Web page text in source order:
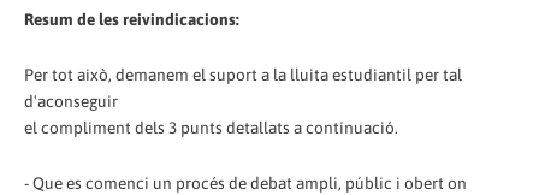
Resum de les reivindicacions:
Per tot això, demanem el suport a la lluita estudiantil per tal
d'aconseguir
el compliment dels 3 punts detallats a continuació.
- Que es comenci un procés de debat ampli, públic i obert on